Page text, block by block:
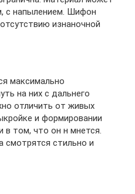
с напылением. Шифон
изнаночной
максимально
на них с дальнего
отличить от живых
и формировании
в том, что он н мнется.
смотрятся стильно и